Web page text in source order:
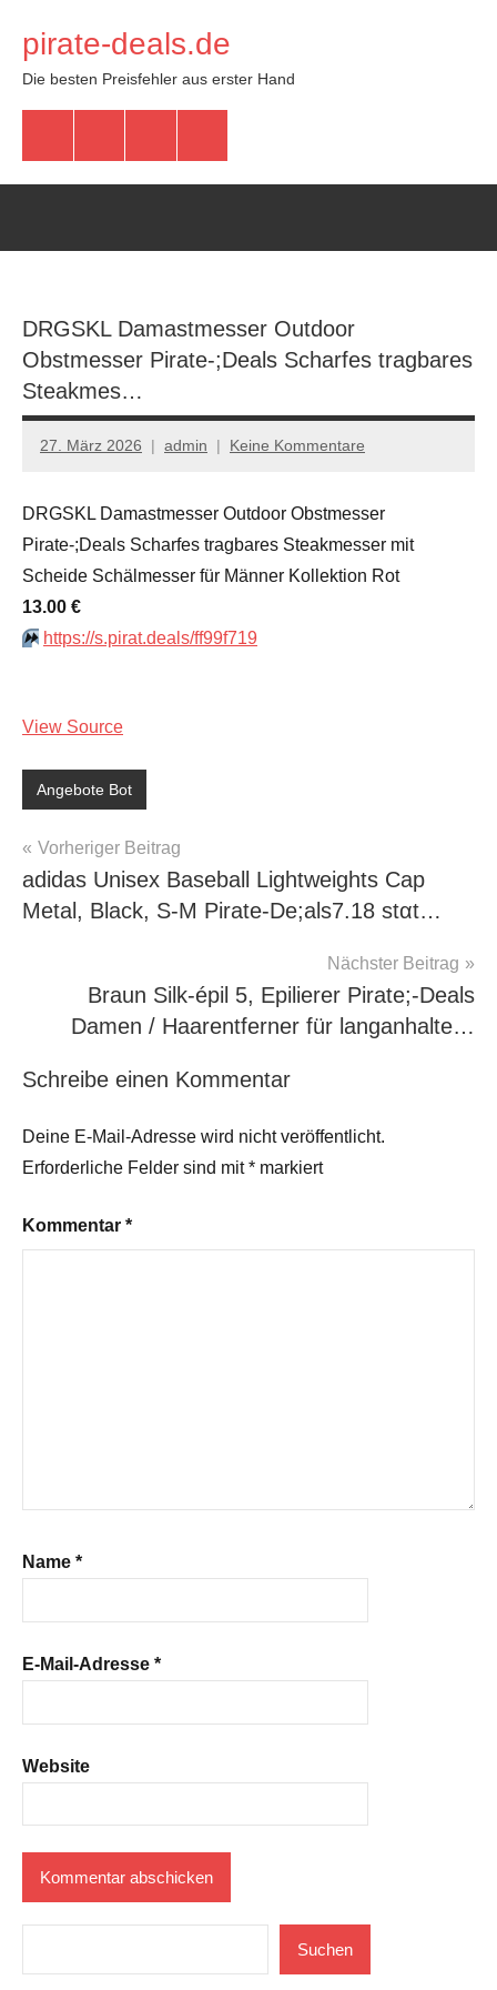
Inhalt
springen
pirate-deals.de
Die besten Preisfehler aus erster Hand
DRGSKL Damastmesser Outdoor
Obstmesser Pirate-;Deals Scharfes tragbares
Steakmes…
27. März 2026 admin Keine Kommentare
DRGSKL Damastmesser Outdoor Obstmesser
Pirate-;Deals Scharfes tragbares Steakmesser mit
Scheide Schälmesser für Männer Kollektion Rot
13.00 €
⏩️ https://s.pirat.deals/ff99f719
View Source
Angebote Bot
Beitragsnavigation
Vorheriger Beitrag
adidas Unisex Baseball Lightweights Cap
Metal, Black, S-M Pirate-De;als7.18 stαt…
Nächster Beitrag
Braun Silk-épil 5, Epilierer Pirate;-Deals
Damen / Haarentferner für langanhalte…
Schreibe einen Kommentar
Deine E-Mail-Adresse wird nicht veröffentlicht.
Erforderliche Felder sind mit* markiert
Kommentar *
Name *
E-Mail-Adresse *
Website
Suchen